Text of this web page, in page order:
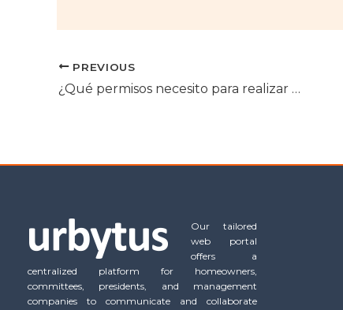
PREVIOUS
¿Qué permisos necesito para realizar obras en casa?
Our tailored
web portal
offers a
centralized platform for homeowners,
committees, presidents, and management
companies to communicate and collaborate